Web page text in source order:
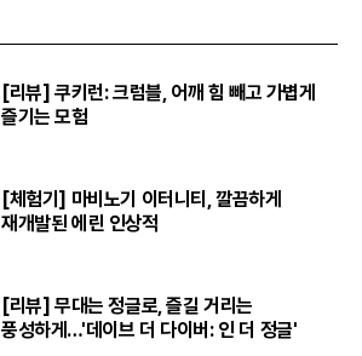
[리뷰] 쿠키런: 크럼블, 어깨 힘 빼고 가볍게
즐기는 모험
[체험기] 마비노기 이터니티, 깔끔하게
재개발된 에린 인상적
[리뷰] 무대는 정글로, 즐길 거리는
풍성하게…'데이브 더 다이버: 인 더 정글'